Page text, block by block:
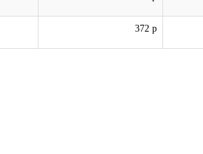
372 р